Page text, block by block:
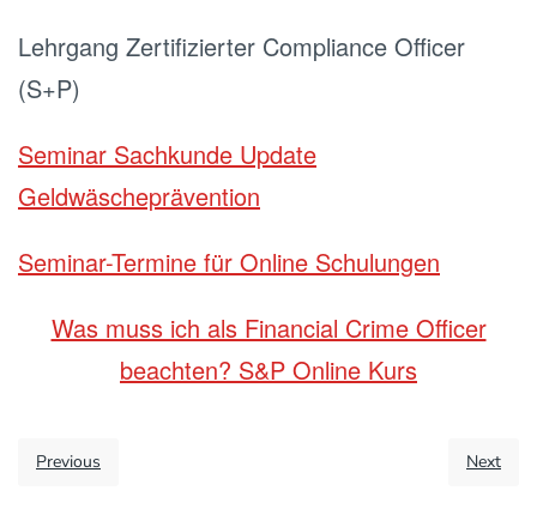
Lehrgang Zertifizierter Compliance Officer
(S+P)
Seminar Sachkunde Update
Geldwäscheprävention
Seminar-Termine für Online Schulungen
Was muss ich als Financial Crime Officer
beachten? S&P Online Kurs
Previous Next